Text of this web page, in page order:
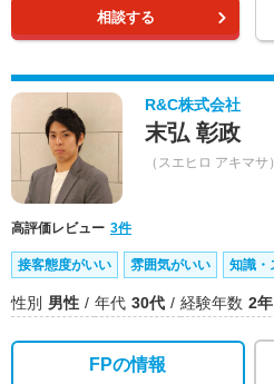
相談する
R&C株式会社
末弘 彰政
（スエヒロ アキマサ）
高評価レビュー 3件
接客態度がいい 雰囲気がいい 知識・
性別 男性 年代 30代 経験年数 2年
FPの情報